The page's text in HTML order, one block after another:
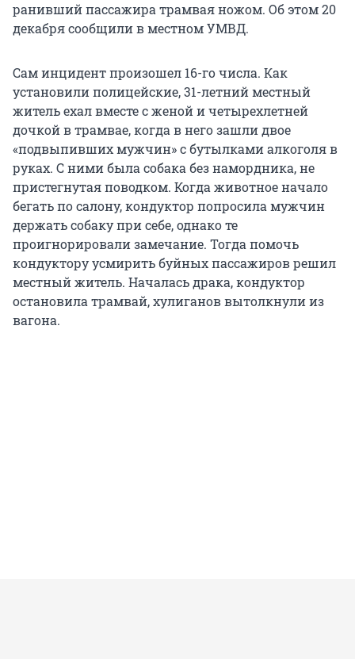
ранивший пассажира трамвая ножом. Об этом 20
декабря сообщили в местном УМВД.
Сам инцидент произошел 16-го числа. Как
установили полицейские, 31-летний местный
житель ехал вместе с женой и четырехлетней
дочкой в трамвае, когда в него зашли двое
«подвыпивших мужчин» с бутылками алкоголя в
руках. С ними была собака без намордника, не
пристегнутая поводком. Когда животное начало
бегать по салону, кондуктор попросила мужчин
держать собаку при себе, однако те
проигнорировали замечание. Тогда помочь
кондуктору усмирить буйных пассажиров решил
местный житель. Началась драка, кондуктор
остановила трамвай, хулиганов вытолкнули из
вагона.